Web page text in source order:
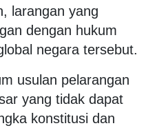
larangan yang
dengan hukum
negara tersebut.
usulan pelarangan
yang tidak dapat
konstitusi dan